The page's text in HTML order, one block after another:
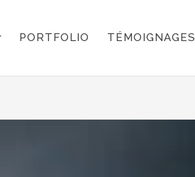
PORTFOLIO TÉMOIGNAGES